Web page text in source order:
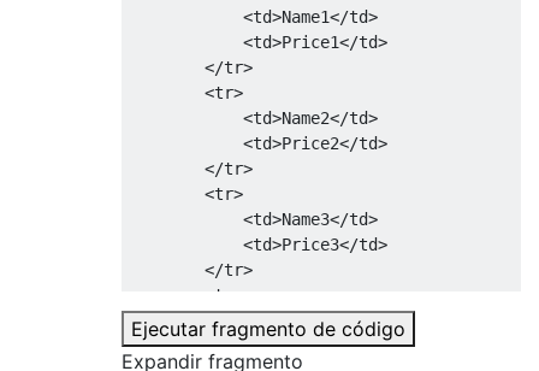
<td>Name1</td>
<td>Price1</td>
</tr>
<tr>
<td>Name2</td>
<td>Price2</td>
</tr>
<tr>
<td>Name3</td>
<td>Price3</td>
</tr>
<tr>
Item2
</td>
<td>Item2</td>
Ejecutar fragmento de código
Expandir fragmento